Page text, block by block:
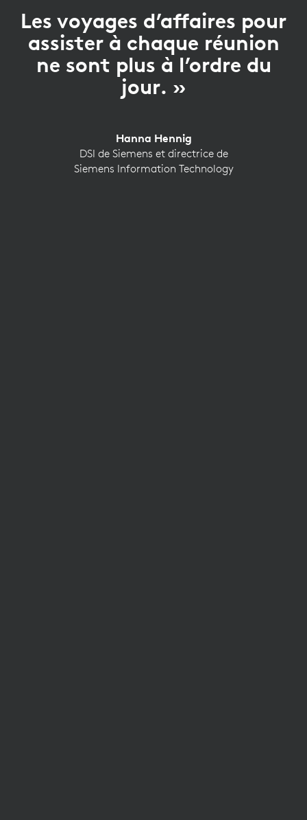
Les voyages d’affaires pour
assister à chaque réunion
ne sont plus à l’ordre du
jour. »
Hanna Hennig
DSI de Siemens et directrice de
Siemens Information Technology